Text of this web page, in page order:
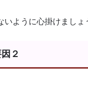
いように心掛けましょ
２